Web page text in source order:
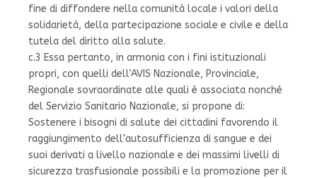
fine di diffondere nella comunità locale i valori della
solidarietà, della partecipazione sociale e civile e della
tutela del diritto alla salute.
c.3 Essa pertanto, in armonia con i fini istituzionali
propri, con quelli dell’AVIS Nazionale, Provinciale,
Regionale sovraordinate alle quali è associata nonché
del Servizio Sanitario Nazionale, si propone di:
Sostenere i bisogni di salute dei cittadini favorendo il
raggiungimento dell’autosufficienza di sangue e dei
suoi derivati a livello nazionale e dei massimi livelli di
sicurezza trasfusionale possibili e la promozione per il